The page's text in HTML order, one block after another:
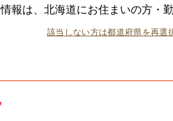
報は、北海道にお住まいの方・
該当しない方は都道府県を再選